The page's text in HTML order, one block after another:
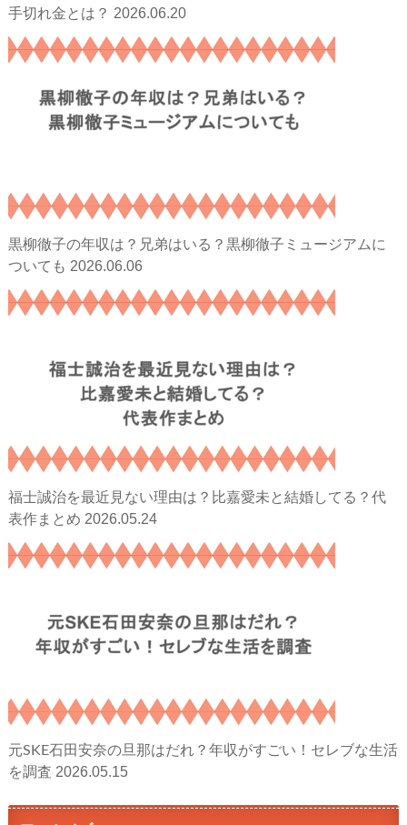
手切れ金とは？ 2026.06.20
黒柳徹子の年収は？兄弟はいる？黒柳徹子ミュージアムに
ついても 2026.06.06
福士誠治を最近見ない理由は？比嘉愛未と結婚してる？代
表作まとめ 2026.05.24
元SKE石田安奈の旦那はだれ？年収がすごい！セレブな生活
を調査 2026.05.15